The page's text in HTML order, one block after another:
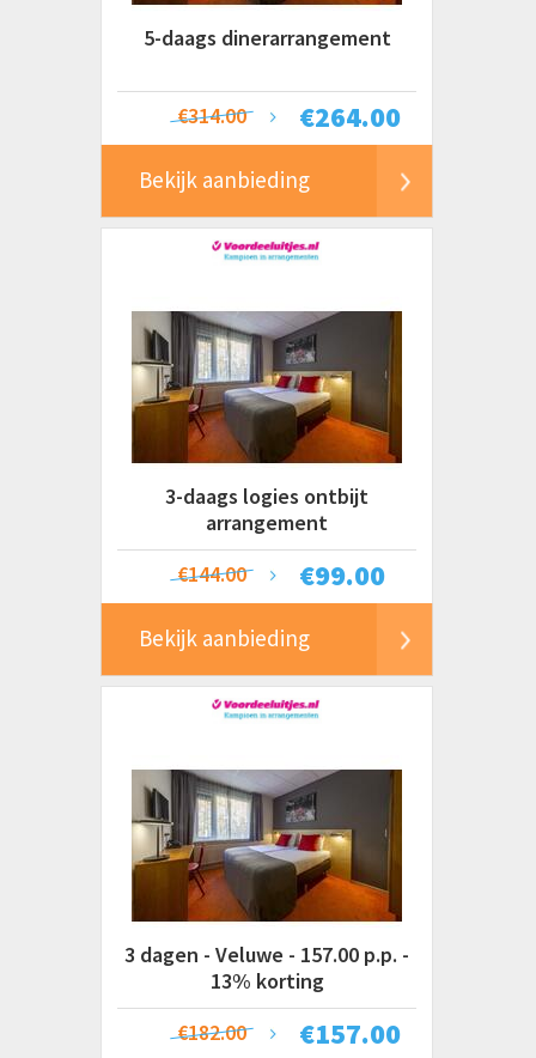
5-daags dinerarrangement
€264.00
€314.00
Bekijk aanbieding
3-daags logies ontbijt
arrangement
€99.00
€144.00
Bekijk aanbieding
3 dagen - Veluwe - 157.00 p.p. -
13% korting
€157.00
€182.00